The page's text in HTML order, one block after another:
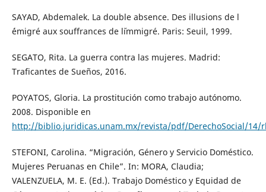
SAYAD, Abdemalek. La double absence. Des illusions de l
´émigré aux souffrances de l´immigré. Paris: Seuil, 1999.
SEGATO, Rita. La guerra contra las mujeres. Madrid:
Traficantes de Sueños, 2016.
POYATOS, Gloria. La prostitución como trabajo autónomo.
2008. Disponible en
http://biblio.juridicas.unam.mx/revista/pdf/DerechoSocial/14/
STEFONI, Carolina. “Migración, Género y Servicio Doméstico.
Mujeres Peruanas en Chile”. In: MORA, Claudia;
VALENZUELA, M. E. (Ed.). Trabajo Doméstico y Equidad de